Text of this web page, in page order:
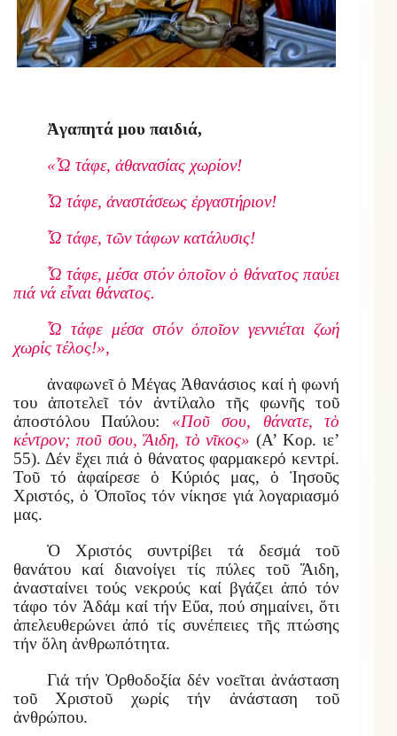
Ἀγαπητά μου παιδιά,
«Ὦ τάφε, ἀθανασίας χωρίον!
Ὦ τάφε, ἀναστάσεως ἐργαστήριον!
Ὦ τάφε, τῶν τάφων κατάλυσις!
Ὦ τάφε, μέσα στόν ὁποῖον ὁ θάνατος παύει
πιά νά εἶναι θάνατος.
Ὦ τάφε μέσα στόν ὁποῖον γεννιέται ζωή
χωρίς τέλος!»,
ἀναφωνεῖ ὁ Μέγας Ἀθανάσιος καί ἡ φωνή
του ἀποτελεῖ τόν ἀντίλαλο τῆς φωνῆς τοῦ
ἀποστόλου Παύλου: «Ποῦ σου, θάνατε, τὸ
κέντρον; ποῦ σου, Ἅιδη, τὸ νῖκος» (Α’ Κορ. ιε’
55). Δέν ἔχει πιά ὁ θάνατος φαρμακερό κεντρί.
Τοῦ τό ἀφαίρεσε ὁ Κύριός μας, ὁ Ἰησοῦς
Χριστός, ὁ Ὁποῖος τόν νίκησε γιά λογαριασμό
μας.
Ὁ Χριστός συντρίβει τά δεσμά τοῦ
θανάτου καί διανοίγει τίς πύλες τοῦ Ἅιδη,
ἀνασταίνει τούς νεκρούς καί βγάζει ἀπό τόν
τάφο τόν Ἀδάμ καί τήν Εὔα, πού σημαίνει, ὅτι
ἀπελευθερώνει ἀπό τίς συνέπειες τῆς πτώσης
τήν ὅλη ἀνθρωπότητα.
Γιά τήν Ὀρθοδοξία δέν νοεῖται ἀνάσταση
τοῦ Χριστοῦ χωρίς τήν ἀνάσταση τοῦ
ἀνθρώπου.